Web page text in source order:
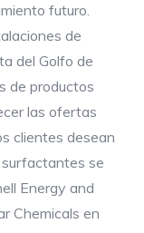
futuro.
de
del Golfo de
de productos
las ofertas
clientes desean
surfactantes se
Energy and
Chemicals en